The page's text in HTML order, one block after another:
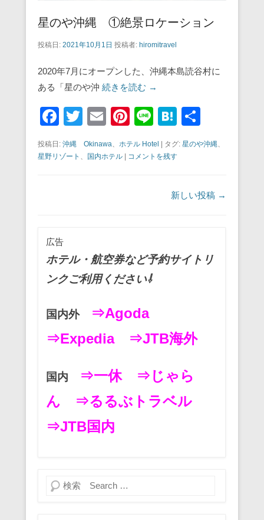
星のや沖縄 ①絶景ロケーション
投稿日: 2021年10月1日 投稿者: hiromitravel
2020年7月にオープンした、沖縄本島読谷村に
ある「星のや沖 続きを読む →
F
a
c
k
T
tt
E
ail
Pi
er
Li
e
H
at
e
a
有
投稿日: 沖縄 Okinawa ホテル Hotel | タグ: 星のや沖縄
星野リゾート
国内ホテル | コメントを残す
新しい投稿 →
広告
ホテル・航空券など予約サイトリ
ンクご利用ください⇩
国内外
⇒Agoda
⇒Expedia
⇒JTB海外
国内 ⇒一休
⇒じゃら
ん
⇒るるぶトラベル
⇒JTB国内
検索